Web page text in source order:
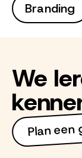
Branding
We
Plan een